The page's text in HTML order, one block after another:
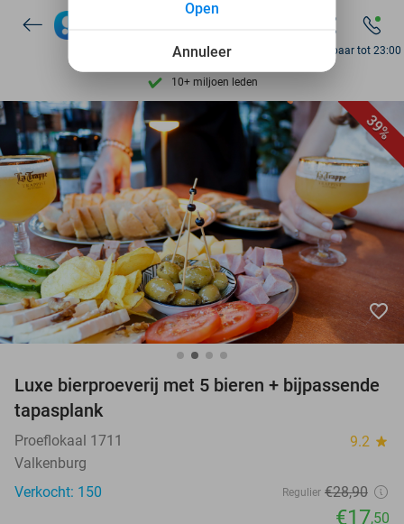
7 dagen per week beschikbaar
10+ miljoen leden
9,4 op basis van
Ontdek 15.000+ deals
7 dagen per week beschikbaar
10+ miljoen leden
Bereikbaar tot 23:00
39%
favorite_border
Luxe bierproeverij met 5 bieren + bijpassende
tapasplank
Proeflokaal 1711 9.2 star
Valkenburg
Verkocht: 150
Regulier €28,90
€17,50
Annuleer
Open